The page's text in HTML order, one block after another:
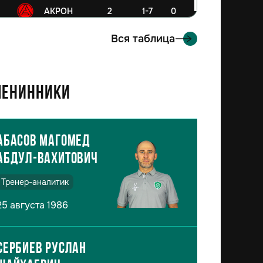
АКРОН 2 1-7 0
Вся таблица
Магомед
Вахитович
Тренер-аналитик
августа 1986
Руслан